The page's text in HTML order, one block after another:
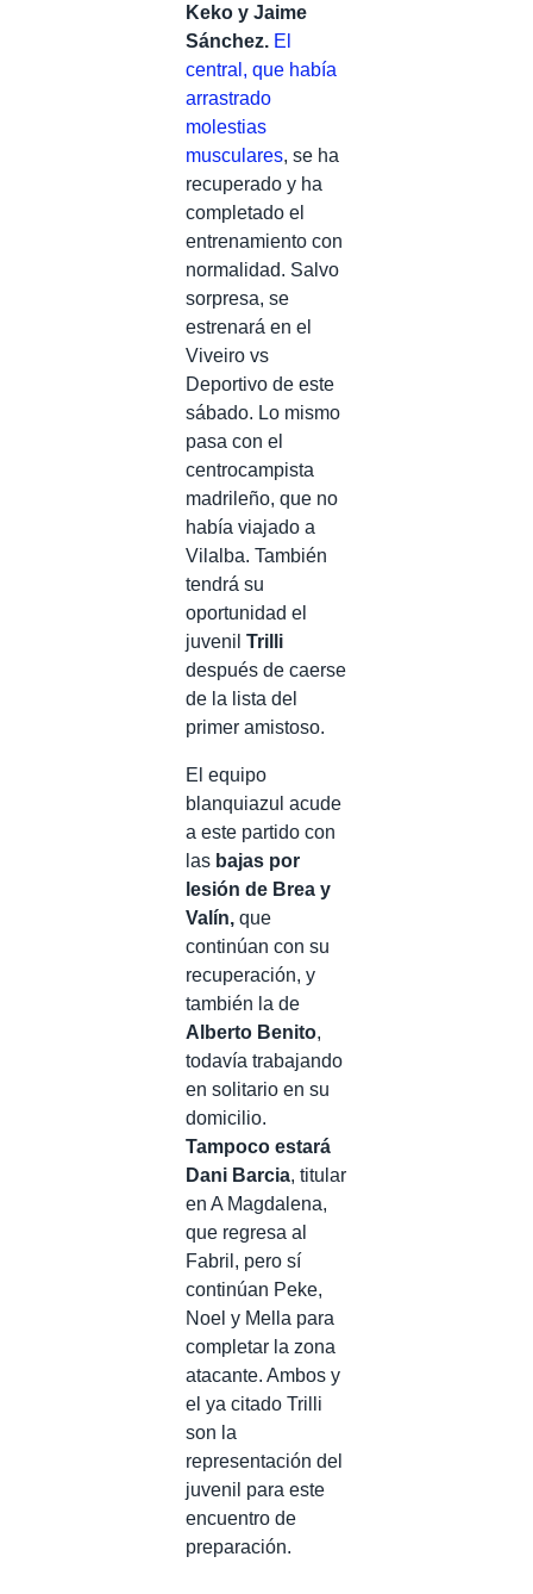
Keko y Jaime
Sánchez. El
central, que había
arrastrado
molestias
musculares, se ha
recuperado y ha
completado el
entrenamiento con
normalidad. Salvo
sorpresa, se
estrenará en el
Viveiro vs
Deportivo de este
sábado. Lo mismo
pasa con el
centrocampista
madrileño, que no
había viajado a
Vilalba. También
tendrá su
oportunidad el
juvenil Trilli
después de caerse
de la lista del
primer amistoso.
El equipo
blanquiazul acude
a este partido con
las bajas por
lesión de Brea y
Valín, que
continúan con su
recuperación, y
también la de
Alberto Benito,
todavía trabajando
en solitario en su
domicilio.
Tampoco estará
Dani Barcia, titular
en A Magdalena,
que regresa al
Fabril, pero sí
continúan Peke,
Noel y Mella para
completar la zona
atacante. Ambos y
el ya citado Trilli
son la
representación del
juvenil para este
encuentro de
preparación.